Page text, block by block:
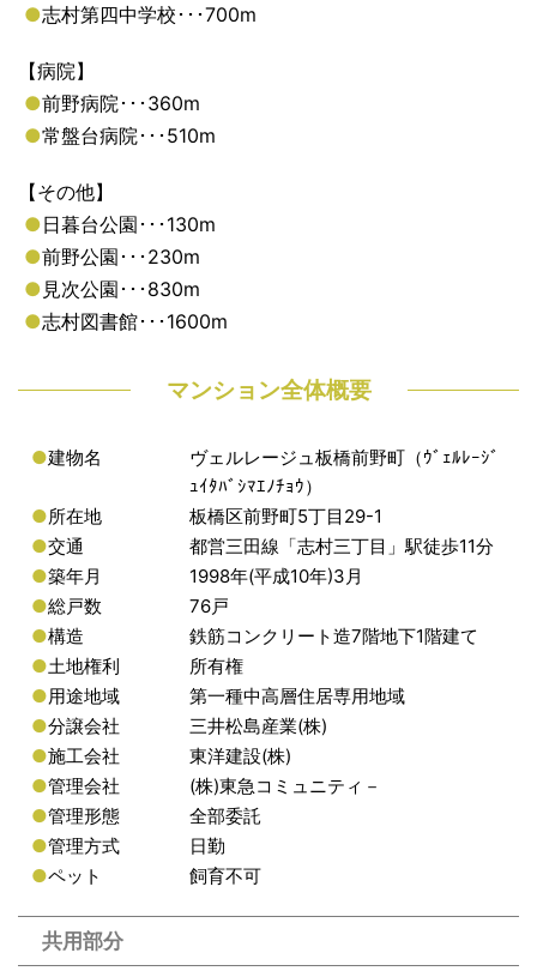
●志村第四中学校･･･700m
【病院】
●前野病院･･･360m
●常盤台病院･･･510m
【その他】
●日暮台公園･･･130m
●前野公園･･･230m
● 見次公園･･･830m
●志村図書館･･･1600m
マンション全体概要
●建物名
ヴェルレージュ板橋前野町（ｳﾞｪﾙﾚｰｼﾞ
ｭｲﾀﾊﾞｼﾏｴﾉﾁｮｳ）
●所在地
板橋区前野町5丁目29-1
●交通
都営三田線「志村三丁目」駅徒歩11分
●築年月
1998年(平成10年)3月
●総戸数
76戸
●構造
鉄筋コンクリート造7階地下1階建て
●土地権利
所有権
●用途地域
第一種中高層住居専用地域
●分譲会社
三井松島産業(株)
●施工会社
東洋建設(株)
●管理会社
(株)東急コミュニティ－
●管理形態
全部委託
●管理方式
日勤
●ペット 飼育不可
共用部分